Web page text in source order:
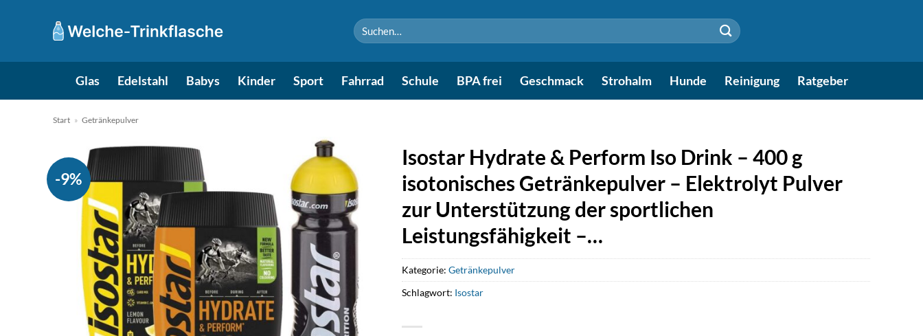
Suchen
nach:
Glas Edelstahl Babys Kinder Sport Fahrrad Schule BPA frei Geschmack Strohalm Hunde Reinigung Ratgeber
Start » Getränkepulver
-9%
Isostar Hydrate & Perform Iso Drink – 400 g
isotonisches Getränkepulver – Elektrolyt Pulver
zur Unterstützung der sportlichen
Leistungsfähigkeit –…
Kategorie:Getränkepulver
Schlagwort: Isostar